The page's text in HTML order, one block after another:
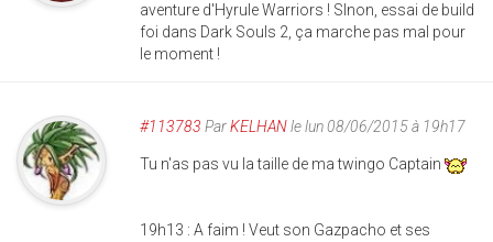
aventure d'Hyrule Warriors ! SInon, essai de build
foi dans Dark Souls 2, ça marche pas mal pour
le moment !
#113783 ParKELHANle lun 08/06/2015 à 19h17
Tu n'as pas vu la taille de ma twingo Captain
19h13 : A faim ! Veut son Gazpacho et ses